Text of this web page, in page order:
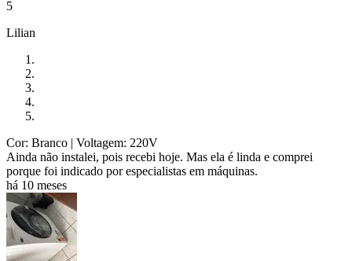
5
Lilian
Cor: Branco | Voltagem: 220V
Ainda não instalei, pois recebi hoje. Mas ela é linda e comprei
porque foi indicado por especialistas em máquinas.
há 10 meses